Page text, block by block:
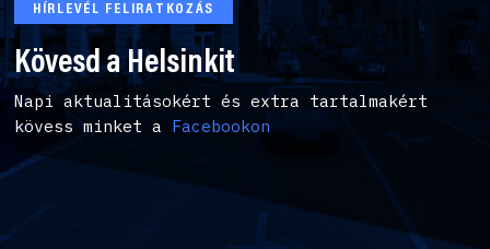
HÍRLEVÉL FELIRATKOZÁS
Kövesd a Helsinkit
Napi aktualitásokért és extra tartalmakért
kövess minket a Facebookon